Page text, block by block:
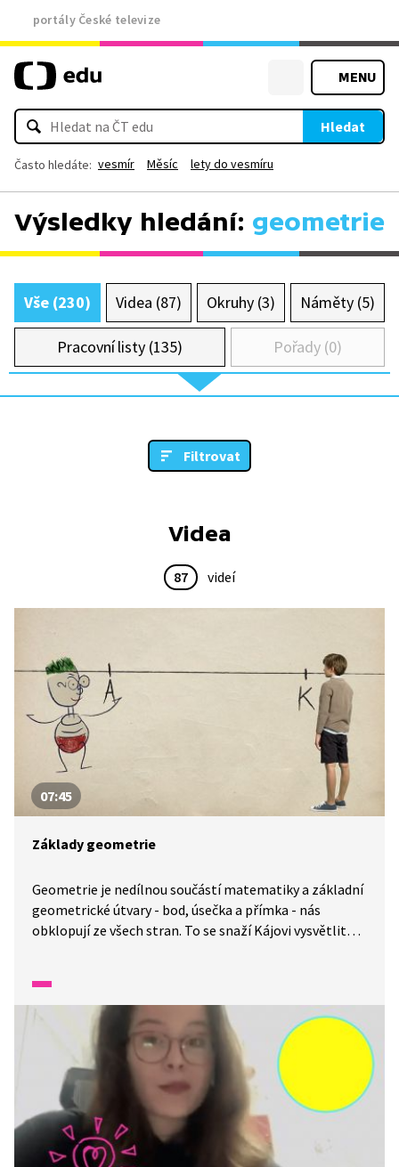
portály České televize
MENU
Hledat
Často hledáte: vesmír Měsíc lety do vesmíru
Výsledky hledání: geometrie
Vše (230) Videa (87) Okruhy (3) Náměty (5)
Pracovní listy (135) Pořady (0)
Filtrovat
Videa
87 videí
07:45
Základy geometrie
Geometrie je nedílnou součástí matematiky a základní
geometrické útvary - bod, úsečka a přímka - nás
obklopují ze všech stran. To se snaží Kájovi vysvětlit
a objasní si rozdíl mezi kružnicí a kruhem.